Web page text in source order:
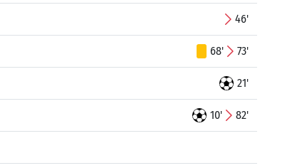
46'
68' 73'
21'
10' 82'